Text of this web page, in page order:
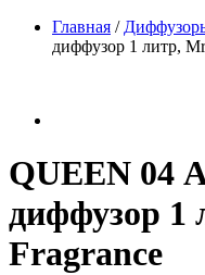
Главная /
диффузор 1 литр,
QUEEN 04
диффузор 1
Fragrance